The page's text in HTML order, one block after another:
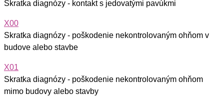
Skratka diagnózy - kontakt s jedovatými pavúkmi
X00
Skratka diagnózy - poškodenie nekontrolovaným ohňom v
budove alebo stavbe
X01
Skratka diagnózy - poškodenie nekontrolovaným ohňom
mimo budovy alebo stavby